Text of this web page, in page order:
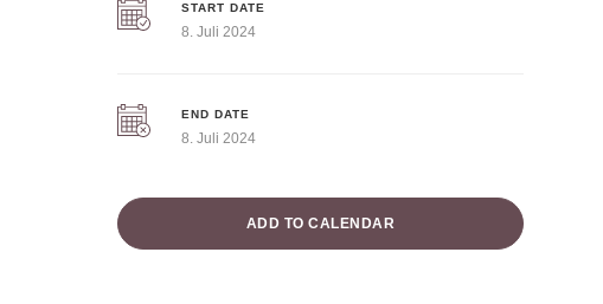
START DATE
8. Juli 2024
END DATE
8. Juli 2024
ADD TO CALENDAR